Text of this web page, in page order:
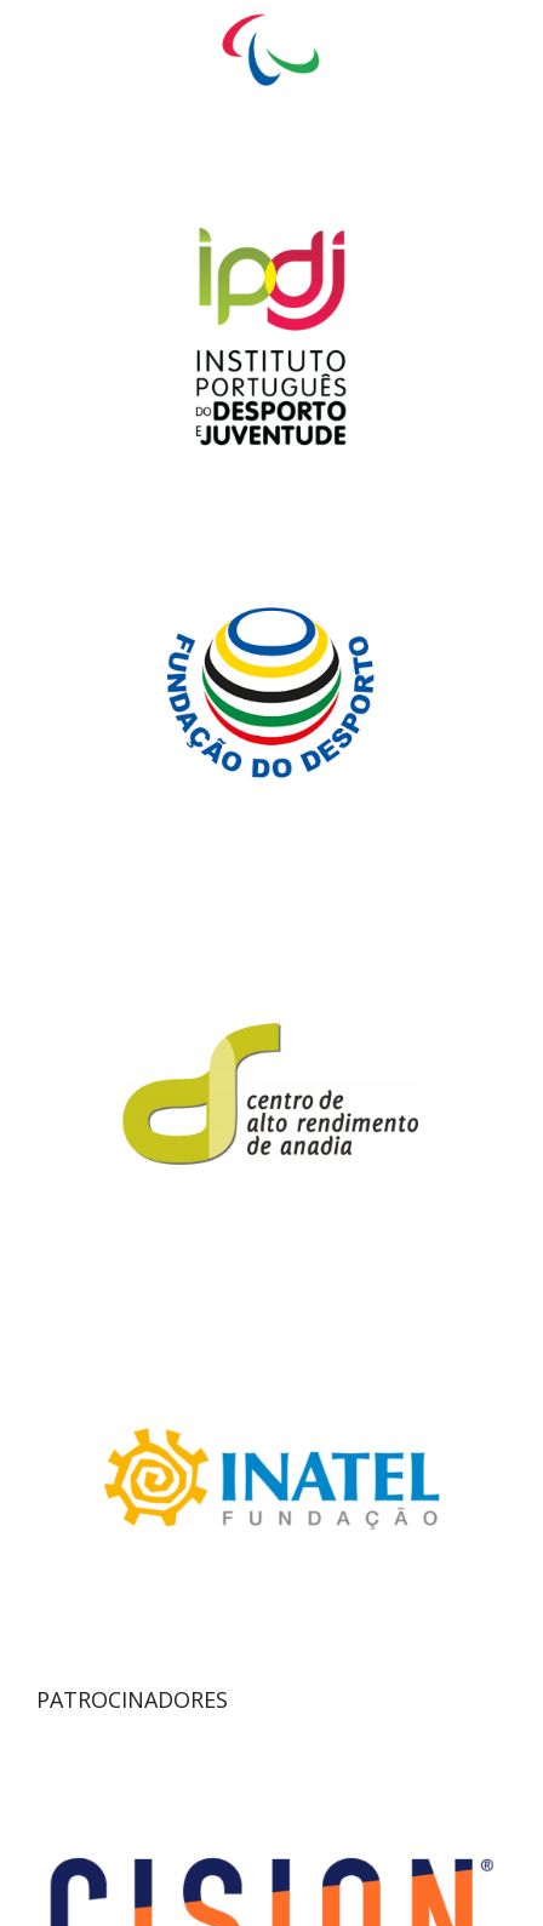
PATROCINADORES